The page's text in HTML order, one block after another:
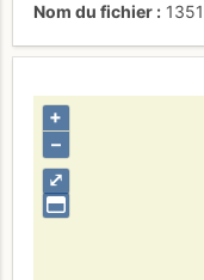
Nom du fichier
⤢
+
–